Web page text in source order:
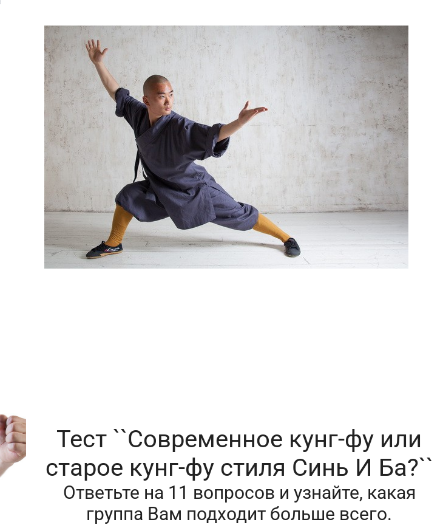
Тест ``Современное кунг-фу или
старое кунг-фу стиля Синь И Ба?``
Ответьте на 11 вопросов и узнайте, какая
группа Вам подходит больше всего.